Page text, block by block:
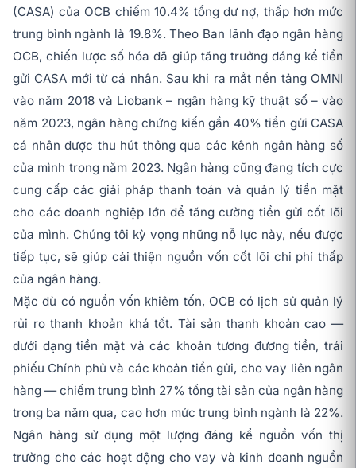
(CASA) của OCB chiếm 10.4% tổng dư nợ, thấp hơn mức
trung bình ngành là 19.8%. Theo Ban lãnh đạo ngân hàng
OCB, chiến lược số hóa đã giúp tăng trưởng đáng kể tiền
gửi CASA mới từ cá nhân. Sau khi ra mắt nền tảng OMNI
vào năm 2018 và Liobank – ngân hàng kỹ thuật số – vào
năm 2023, ngân hàng chứng kiến gần 40% tiền gửi CASA
cá nhân được thu hút thông qua các kênh ngân hàng số
của mình trong năm 2023. Ngân hàng cũng đang tích cực
cung cấp các giải pháp thanh toán và quản lý tiền mặt
cho các doanh nghiệp lớn để tăng cường tiền gửi cốt lõi
của mình. Chúng tôi kỳ vọng những nỗ lực này, nếu được
tiếp tục, sẽ giúp cải thiện nguồn vốn cốt lõi chi phí thấp
của ngân hàng.
Mặc dù có nguồn vốn khiêm tốn, OCB có lịch sử quản lý
rủi ro thanh khoản khá tốt. Tài sản thanh khoản cao —
dưới dạng tiền mặt và các khoản tương đương tiền, trái
phiếu Chính phủ và các khoản tiền gửi, cho vay liên ngân
hàng — chiếm trung bình 27% tổng tài sản của ngân hàng
trong ba năm qua, cao hơn mức trung bình ngành là 22%.
Ngân hàng sử dụng một lượng đáng kể nguồn vốn thị
trường cho các hoạt động cho vay và kinh doanh nguồn